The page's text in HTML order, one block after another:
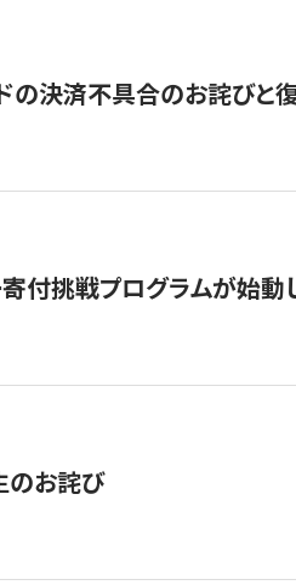
の決済不具合のお詫びと
付挑戦プログラムが始動
のお詫び